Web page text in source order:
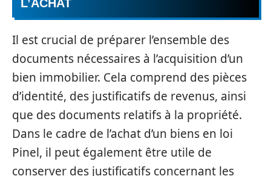
L’ACHAT
Il est crucial de préparer l’ensemble des
documents nécessaires à l’acquisition d’un
bien immobilier. Cela comprend des pièces
d’identité, des justificatifs de revenus, ainsi
que des documents relatifs à la propriété.
Dans le cadre de l’achat d’un biens en loi
Pinel, il peut également être utile de
conserver des justificatifs concernant les